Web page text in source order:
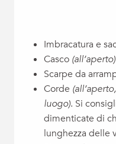
Imbracatura e
Casco (all’aperto)
Scarpe da
Corde
luogo). Si
dimenticate di
lunghezza delle